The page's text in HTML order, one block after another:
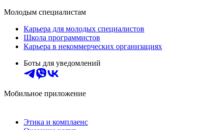
Молодым специалистам
Карьера для молодых специалистов
Школа программистов
Карьера в некоммерческих организациях
Боты для уведомлений
Мобильное приложение
Этика и комплаенс